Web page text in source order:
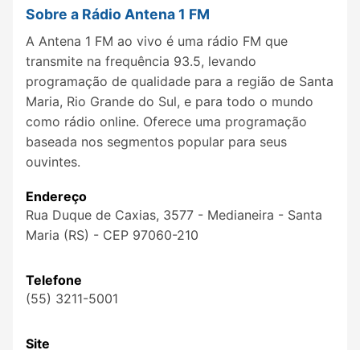
Sobre a Rádio Antena 1 FM
A Antena 1 FM ao vivo é uma rádio FM que
transmite na frequência 93.5, levando
programação de qualidade para a região de Santa
Maria, Rio Grande do Sul, e para todo o mundo
como rádio online. Oferece uma programação
baseada nos segmentos popular para seus
ouvintes.
Endereço
Rua Duque de Caxias, 3577 - Medianeira - Santa
Maria (RS) - CEP 97060-210
Telefone
(55) 3211-5001
Site